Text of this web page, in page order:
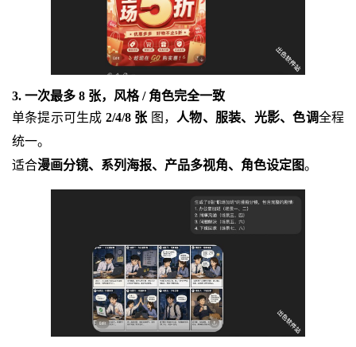
3. 一次最多 8 张，风格 / 角色完全一致
单条提示可生成 2/4/8 张 图， 人物、服装、光影、色调全程
统一。
适合漫画分镜、系列海报、产品多视角、角色设定图。